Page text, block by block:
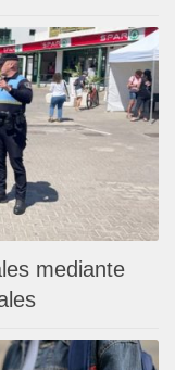
mediante